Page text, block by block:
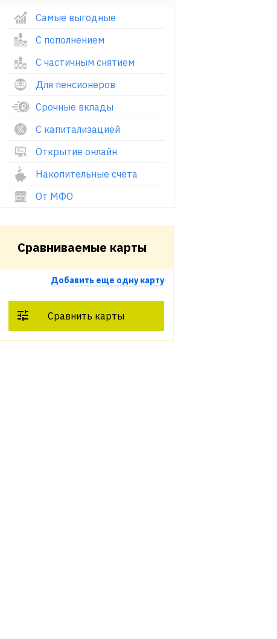
Самые выгодные
С пополнением
С частичным снятием
Для пенсионеров
Срочные вклады
С капитализацией
Открытие онлайн
Накопительные счета
От МФО
Сравниваемые карты
Добавить еще одну карту
Сравнить карты